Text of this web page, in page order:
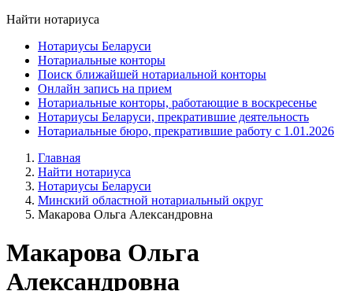
Найти нотариуса
Нотариусы Беларуси
Нотариальные конторы
Поиск ближайшей нотариальной конторы
Онлайн запись на прием
Нотариальные конторы, работающие в воскресенье
Нотариусы Беларуси, прекратившие деятельность
Нотариальные бюро, прекратившие работу с 1.01.2026
Главная
Найти нотариуса
Нотариусы Беларуси
Минский областной нотариальный округ
Макарова Ольга Александровна
Макарова Ольга
Александровна